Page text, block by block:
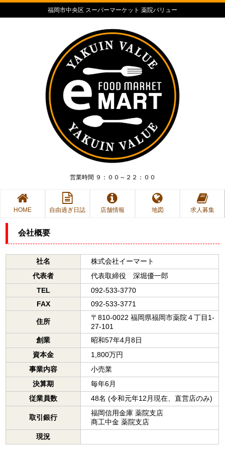
福岡市中央区 スーパーマーケット 薬院バリュー
営業時間 ９：００～２２：００
HOME 自由過ぎ日誌 店舗情報 地図 求人募集
会社概要
社名
株式会社イーマート
代表者
代表取締役 深堀優一郎
TEL
092-533-3770
FAX
092-533-3771
住所
〒810-0022 福岡県福岡市薬院４丁目1-
27-101
創業
昭和57年4月8日
資本金
1,800万円
事業内容
小売業
決算期
毎年6月
従業員数
48名 (令和元年12月現在、直営店のみ)
取引銀行
福岡信用金庫 薬院支店
商工中金 薬院支店
現況